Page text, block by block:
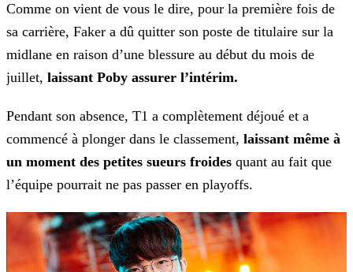
Comme on vient de vous le dire, pour la première fois de
sa carrière, Faker a dû quitter son poste de titulaire sur la
midlane en raison d’une blessure au début du mois de
juillet, laissant Poby assurer l’intérim.
Pendant son absence, T1 a complètement déjoué et a
commencé à plonger dans le classement, laissant même à
un moment des petites sueurs froides quant au fait que
l’équipe pourrait ne pas passer en playoffs.